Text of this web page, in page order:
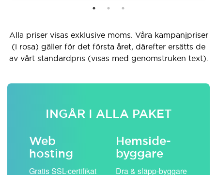
Alla priser visas exklusive moms. Våra kampanjpriser
(i rosa) gäller för det första året, därefter ersätts de
av vårt standardpris (visas med genomstruken text).
INGÅR I ALLA PAKET
Web
hosting
Gratis SSL-certifikat
Hemside­
byggare
Dra & släpp-byggare